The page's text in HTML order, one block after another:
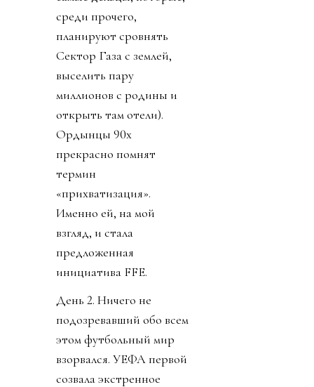
среди прочего,
планируют сровнять
Сектор Газа с землей,
выселить пару
миллионов с родины и
открыть там отели).
Ордынцы 90х
прекрасно помнят
термин
«прихватизация».
Именно ей, на мой
взгляд, и стала
предложенная
инициатива FFE.
День 2. Ничего не
подозревавший обо всем
этом футбольный мир
взорвался. УЕФА первой
созвала экстренное